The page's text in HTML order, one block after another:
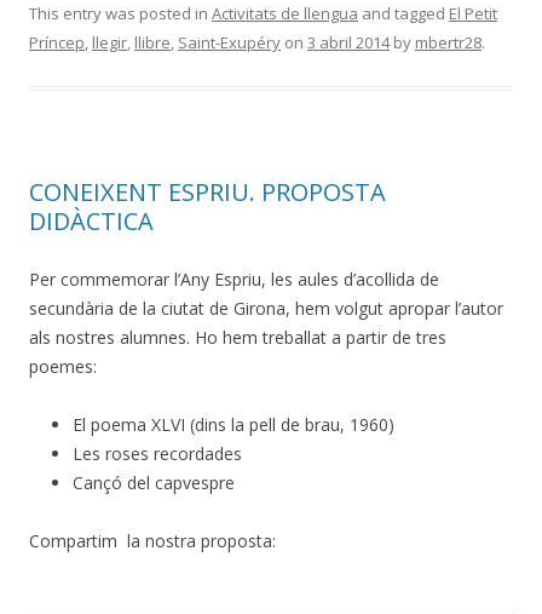
This entry was posted in Activitats de llengua and tagged El Petit
Príncep, llegir, llibre, Saint-Exupéry on 3 abril 2014by mbertr28.
CONEIXENT ESPRIU. PROPOSTA
DIDÀCTICA
Per commemorar l’Any Espriu, les aules d’acollida de
secundària de la ciutat de Girona, hem volgut apropar l’autor
als nostres alumnes. Ho hem treballat a partir de tres
poemes:
El poema XLVI (dins la pell de brau, 1960)
Les roses recordades
Cançó del capvespre
Compartim la nostra proposta: